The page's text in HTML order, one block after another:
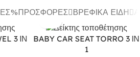
ΠΡΟΣΦΟΡΈΣ ΒΡΕΦΙΚΆ ΕΊΔΗ
3 ΙΝ
BABY CAR SEAT TORRO 3 ΙΝ
1